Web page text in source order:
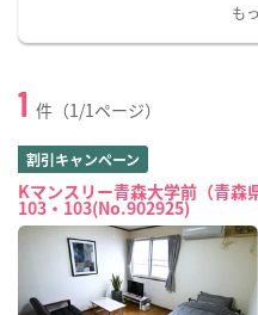
も
1 件（1/1ページ）
割引キャンペーン
Kマンスリー青森大学前（青森
103・103(No.902925)